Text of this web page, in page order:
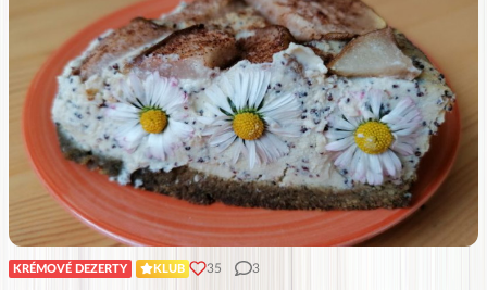
KRÉMOVÉ DEZERTY KLUB 35 3